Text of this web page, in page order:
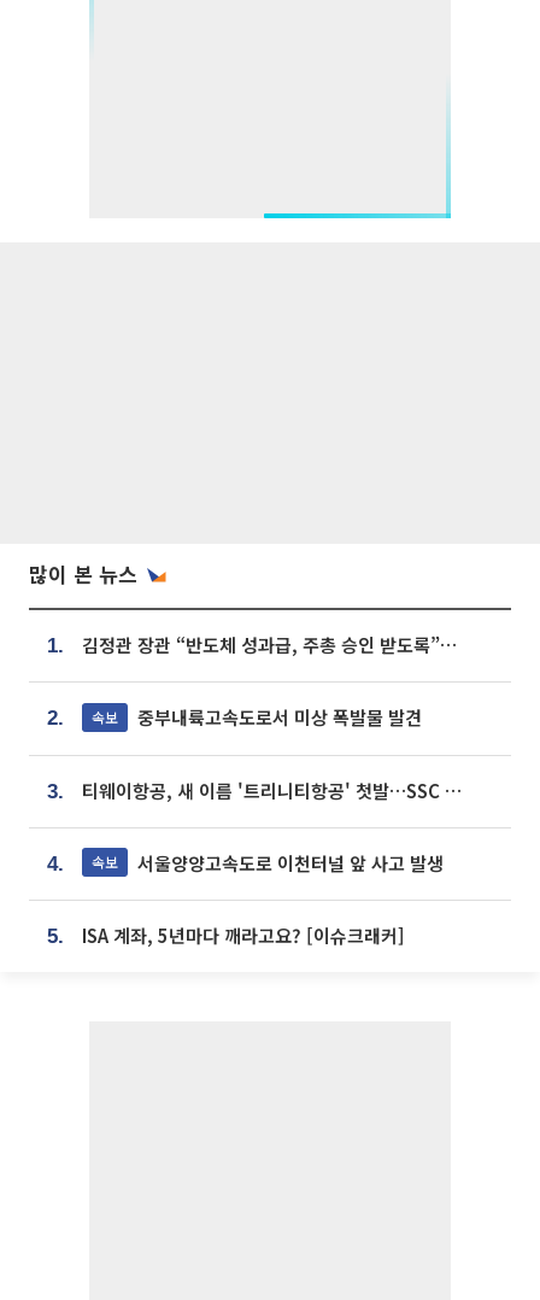
많이 본 뉴스
1. 김정관 장관 “반도체 성과급, 주총 승인 받도록”…상법·자본시장법 개정 시사
2. 속보 중부내륙고속도로서 미상 폭발물 발견
3. 티웨이항공, 새 이름 '트리니티항공' 첫발…SSC 전략 본격화
4. 속보 서울양양고속도로 이천터널 앞 사고 발생
5. ISA 계좌, 5년마다 깨라고요? [이슈크래커]